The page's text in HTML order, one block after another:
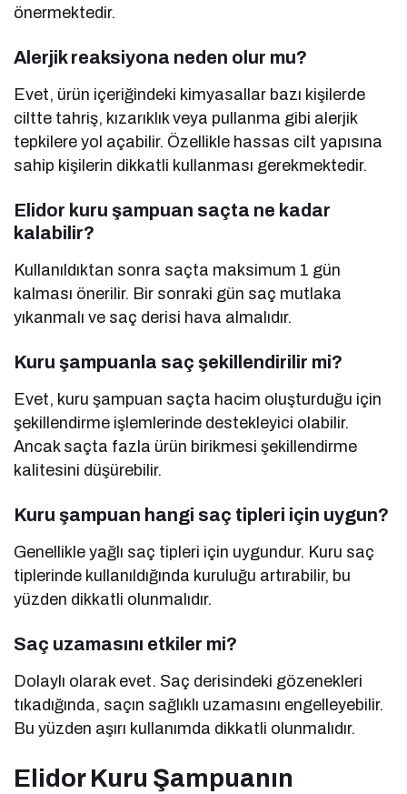
önermektedir.
Alerjik reaksiyona neden olur mu?
Evet, ürün içeriğindeki kimyasallar bazı kişilerde
ciltte tahriş, kızarıklık veya pullanma gibi alerjik
tepkilere yol açabilir. Özellikle hassas cilt yapısına
sahip kişilerin dikkatli kullanması gerekmektedir.
Elidor kuru şampuan saçta ne kadar
kalabilir?
Kullanıldıktan sonra saçta maksimum 1 gün
kalması önerilir. Bir sonraki gün saç mutlaka
yıkanmalı ve saç derisi hava almalıdır.
Kuru şampuanla saç şekillendirilir mi?
Evet, kuru şampuan saçta hacim oluşturduğu için
şekillendirme işlemlerinde destekleyici olabilir.
Ancak saçta fazla ürün birikmesi şekillendirme
kalitesini düşürebilir.
Kuru şampuan hangi saç tipleri için uygun?
Genellikle yağlı saç tipleri için uygundur. Kuru saç
tiplerinde kullanıldığında kuruluğu artırabilir, bu
yüzden dikkatli olunmalıdır.
Saç uzamasını etkiler mi?
Dolaylı olarak evet. Saç derisindeki gözenekleri
tıkadığında, saçın sağlıklı uzamasını engelleyebilir.
Bu yüzden aşırı kullanımda dikkatli olunmalıdır.
Elidor Kuru Şampuanın